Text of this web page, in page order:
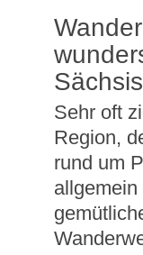
Sehr oft
Region,
rund um